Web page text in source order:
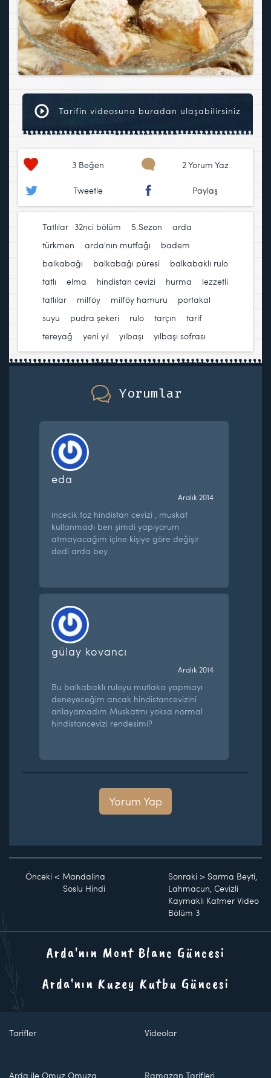
Tarifin videosuna buradan ulaşabilirsiniz
3 Beğen 2 Yorum Yaz
Tweetle Paylaş
Tatlılar 32nci bölüm 5.Sezon
arda
türkmen
arda'nın mutfağı badem
balkabağı
balkabağı püresi
balkabaklı rulo
tatlı
elma hindistan cevizi hurma
lezzetli
tatlılar
milföy milföy hamuru
portakal
suyu
pudra şekeri rulo tarçın tarif
tereyağ
yeni yıl yılbaşı yılbaşı sofrası
Yorumlar
eda
Aralık 2014
incecik toz hindistan cevizi , muskat
kullanmadı ben şimdi yapıyorum
atmayacağım içine kişiye göre değişir
dedi arda bey
gülay kovancı
Aralık 2014
Bu balkabaklı ruloyu mutlaka yapmayı
deneyeceğim ancak hindistancevizini
anlayamadım.Muskatmı yoksa normal
hindistancevizi rendesimi?
Yorum Yap
Önceki < Mandalina
Soslu Hindi
Sonraki >Sarma Beyti,
Lahmacun, Cevizli
Kaymaklı Katmer Video
Bölüm 3
Arda'nın Mont Blanc Güncesi
Arda'nın Kuzey Kutbu Güncesi
Tarifler Videolar
Arda ile Omuz Omuza Ramazan Tarifleri